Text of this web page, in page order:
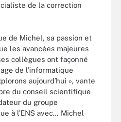
de la correction
de Michel, sa passion et
les avancées majeures
collègues ont façonné
de l’informatique
aujourd’hui », vante
du conseil scientifique
du groupe
à l’ENS avec… Michel